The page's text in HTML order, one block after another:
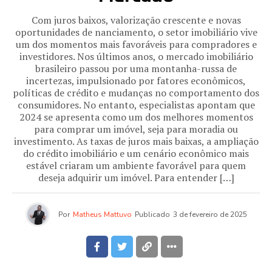
Com juros baixos, valorização crescente e novas
oportunidades de nanciamento, o setor imobiliário vive
um dos momentos mais favoráveis para compradores e
investidores. Nos últimos anos, o mercado imobiliário
brasileiro passou por uma montanha-russa de
incertezas, impulsionado por fatores econômicos,
políticas de crédito e mudanças no comportamento dos
consumidores. No entanto, especialistas apontam que
2024 se apresenta como um dos melhores momentos
para comprar um imóvel, seja para moradia ou
investimento. As taxas de juros mais baixas, a ampliação
do crédito imobiliário e um cenário econômico mais
estável criaram um ambiente favorável para quem
deseja adquirir um imóvel. Para entender […]
Por Matheus Mattuvo Publicado 3 de fevereiro de 2025